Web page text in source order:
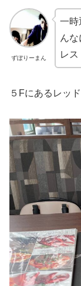
ずぼりーまん
一時
ん
レス
５Fにあるレッ